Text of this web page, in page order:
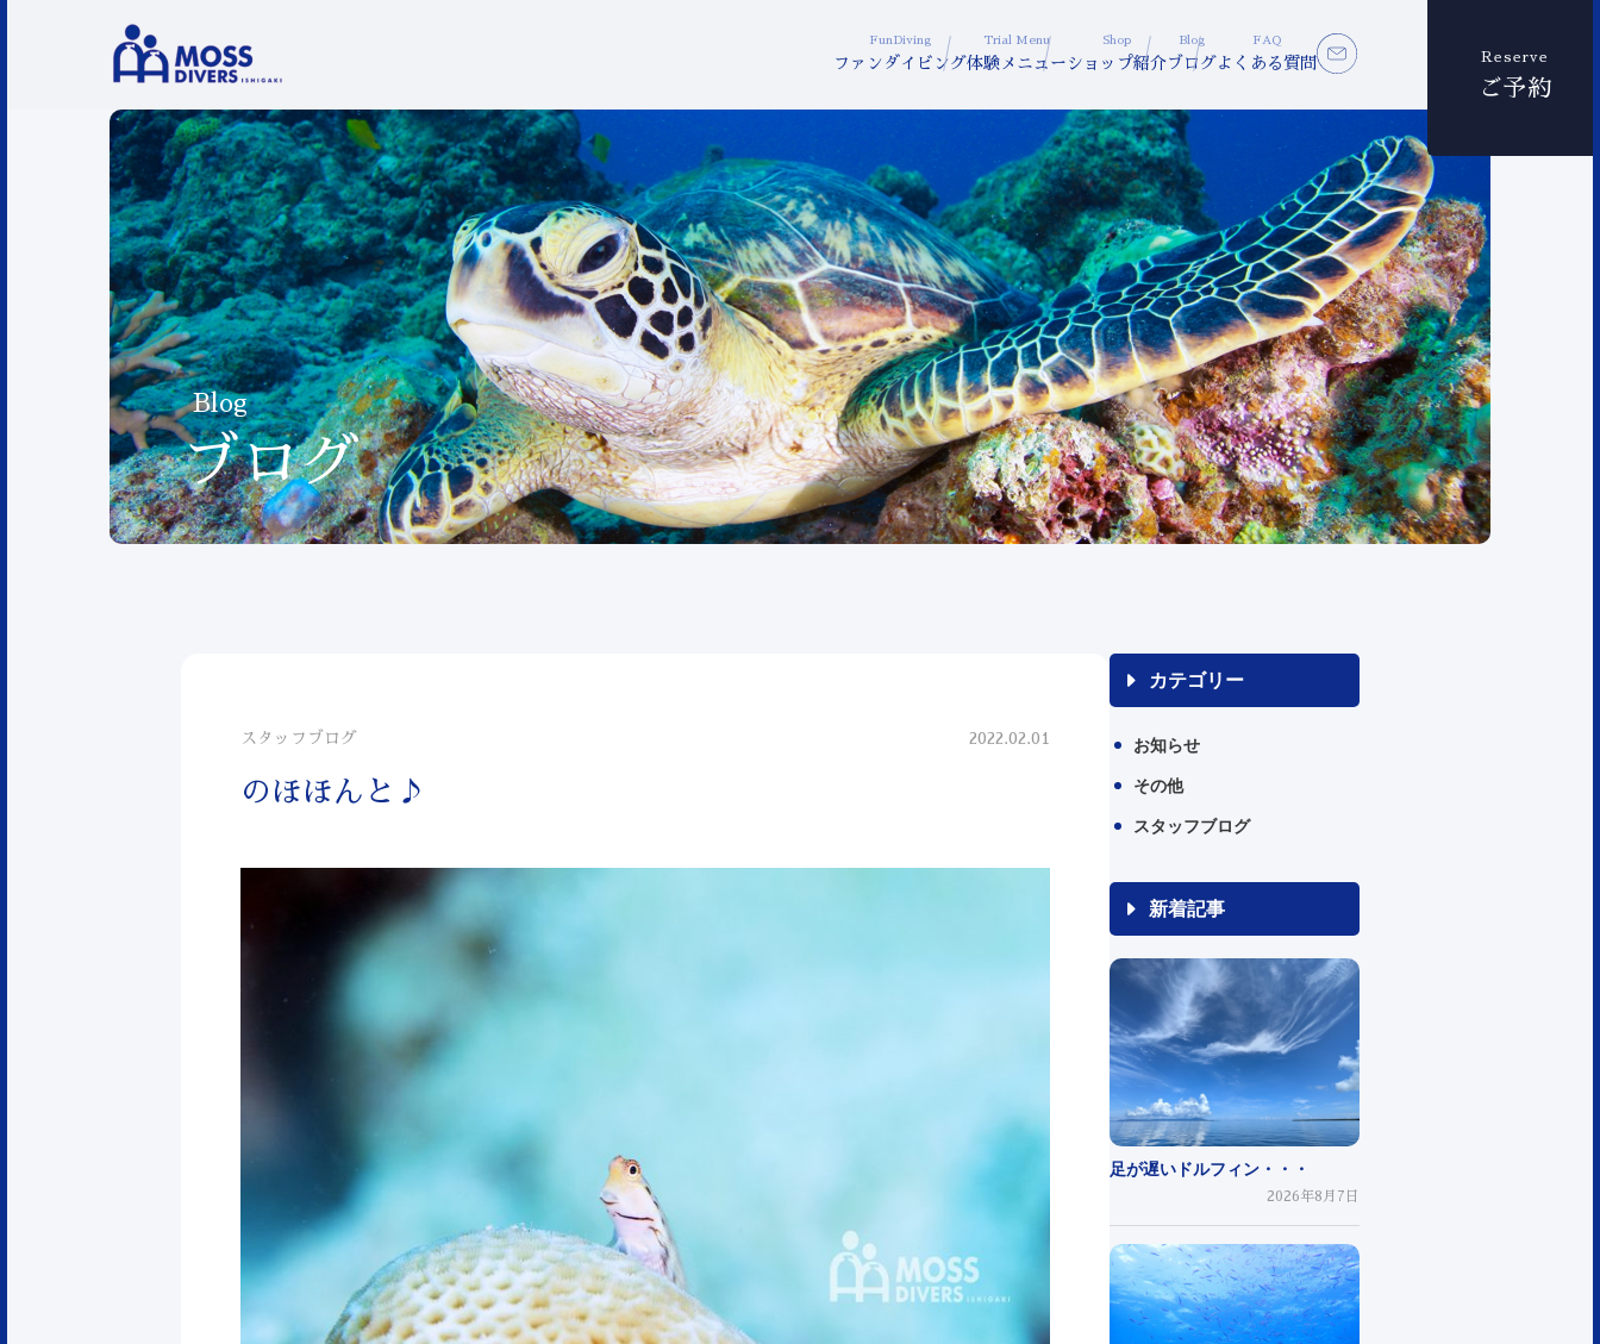
FunDiving
ファンダイビング
Trial Menu
体験メニュー
Shop
ショップ紹介
Blog
ブログ
FAQ
よくある質問 Reserve
ご予約
Blog
ブログ
スタッフブログ 2022.02.01
のほほんと♪
カテゴリー
お知らせ
その他
スタッフブログ
新着記事
足が遅いドルフィン・・・
2026年8月7日